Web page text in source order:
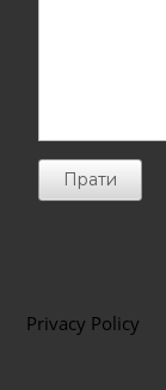
Прати
Privacy Policy